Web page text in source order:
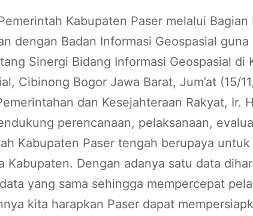
Kabupaten Paser melalui
dengan Badan Informasi Geospasial
Sinergi Bidang Informasi Geospasial
Cibinong Bogor Jawa Barat, Jum’at (15/
dan Kesejahteraan Rakyat, Ir.
perencanaan, pelaksanaan,
Kabupaten Paser tengah berupaya
Kabupaten. Dengan adanya satu data
yang sama sehingga mempercepat
kita harapkan Paser dapat